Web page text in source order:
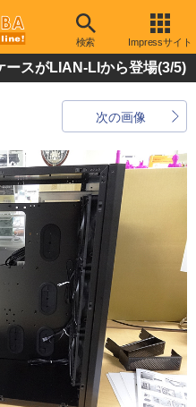
検索 Impressサイト
ースがLIAN-LIから登場(3/5)
次の画像